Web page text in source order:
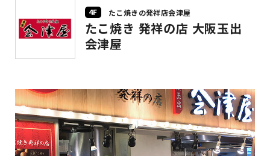
4F たこ焼きの発祥店会津屋
たこ焼き 発祥の店 大阪玉出
会津屋